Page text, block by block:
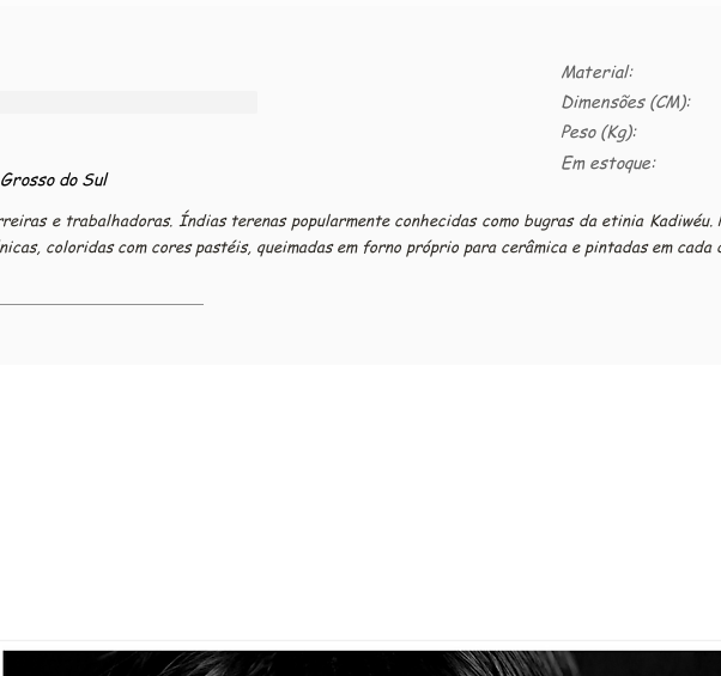
do Sul
Material:
Dimensões (CM):
Peso (Kg):
Em estoque:
e trabalhadoras. Índias terenas popularmente conhecidas como bugras da etinia Kadiwéu.
coloridas com cores pastéis, queimadas em forno próprio para cerâmica e pintadas em cada